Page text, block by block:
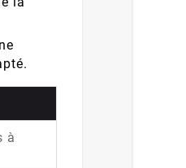
à